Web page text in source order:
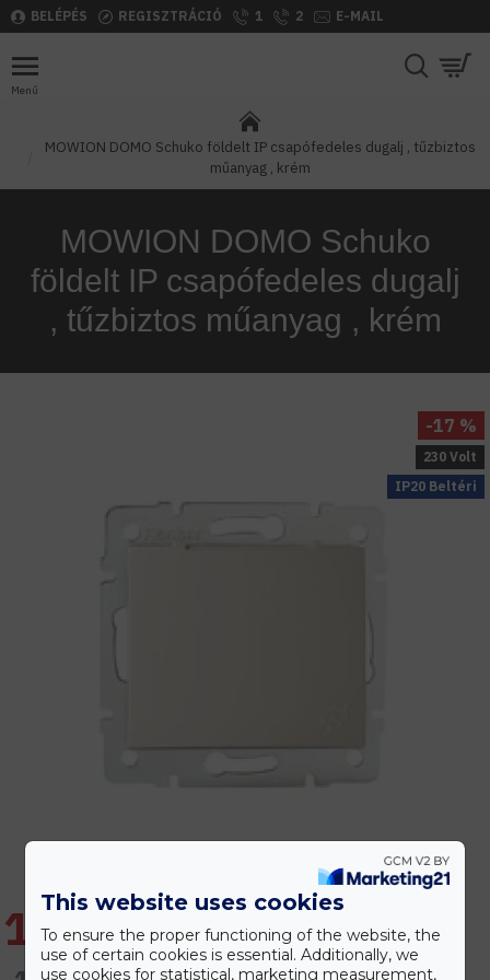
BELÉPÉS REGISZTRÁCIÓ 1 2 E-MAIL
MOWION DOMO Schuko földelt IP csapófedeles dugalj , tűzbiztos
műanyag , krém
MOWION DOMO Schuko
földelt IP csapófedeles dugalj
, tűzbiztos műanyag , krém
IP20 Beltéri
230 Volt
-17 %
1.474 Ft
This website uses cookies
To ensure the proper functioning of the website, the
use of certain cookies is essential. Additionally, we
use cookies for statistical, marketing measurement,